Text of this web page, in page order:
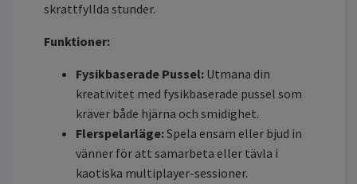
skrattfyllda stunder.
Funktioner:
Fysikbaserade Pussel: Utmana din
kreativitet med fysikbaserade pussel som
kräver både hjärna och smidighet.
Flerspelarläge:Spela ensam eller bjud in
vänner för att samarbeta eller tävla i
kaotiska multiplayer-sessioner.